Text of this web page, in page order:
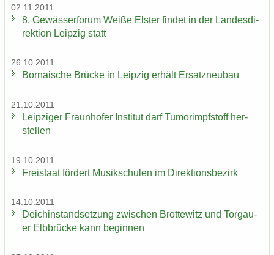
02.11.2011
8. Ge­wäs­ser­fo­rum Weiße Els­ter fin­det in der Lan­des­di­
rek­ti­on Leip­zig statt
26.10.2011
Bor­na­i­sche Brü­cke in Leip­zig er­hält Er­satz­neu­bau
21.10.2011
Leip­zi­ger Fraun­ho­fer In­sti­tut darf Tu­mor­impf­stoff her­
stel­len
19.10.2011
Frei­staat för­dert Mu­sik­schu­len im Di­rek­ti­ons­be­zirk
14.10.2011
Deich­in­stand­set­zung zwi­schen Brot­te­witz und Tor­gau­
er Elb­brü­cke kann be­gin­nen